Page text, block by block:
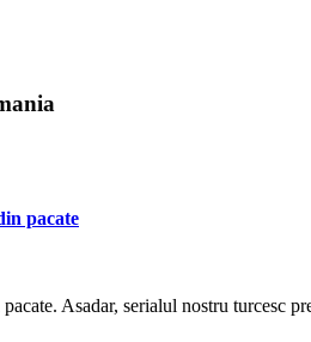
pacate
Asadar, serialul nostru turcesc